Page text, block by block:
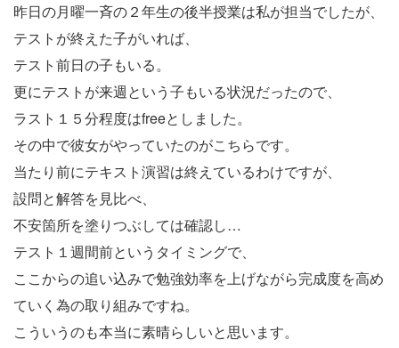
昨日の月曜一斉の２年生の後半授業は私が担当でしたが、
テストが終えた子がいれば、
テスト前日の子もいる。
更にテストが来週という子もいる状況だったので、
ラスト１５分程度はfreeとしました。
その中で彼女がやっていたのがこちらです。
当たり前にテキスト演習は終えているわけですが、
設問と解答を見比べ、
不安箇所を塗りつぶしては確認し…
テスト１週間前というタイミングで、
ここからの追い込みで勉強効率を上げながら完成度を高め
ていく為の取り組みですね。
こういうのも本当に素晴らしいと思います。